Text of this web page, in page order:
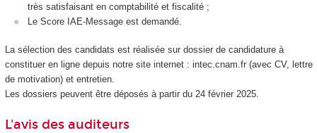
très satisfaisant en comptabilité et fiscalité ;
Le Score IAE-Message est demandé.
La sélection des candidats est réalisée sur dossier de candidature à
constituer en ligne depuis notre site internet : intec.cnam.fr (avec CV, lettre
de motivation) et entretien.
Les dossiers peuvent être déposés à partir du 24 février 2025.
L'avis des auditeurs